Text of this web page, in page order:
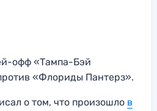
офф «Тампа-Бэй
«Флориды Пантерз».
о том, что произошло в